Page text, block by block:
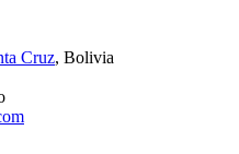
Cruz, Bolivia